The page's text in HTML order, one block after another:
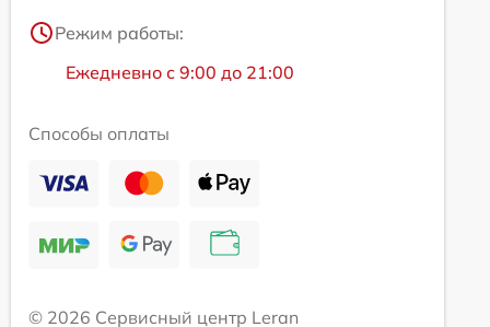
Режим работы:
Ежедневно с 9:00 до 21:00
Способы оплаты
© 2026 Сервисный центр Leran